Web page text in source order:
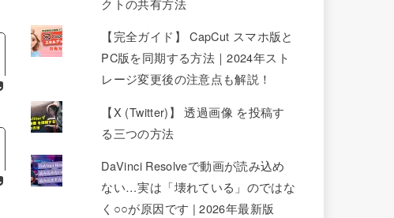
【完全ガイド】 CapCut スマホ版と
PC版を同期する方法｜2024年スト
レージ変更後の注意点も解説！
【X (Twitter)】 透過画像 を投稿す
る三つの方法
DaVinci Resolveで動画が読み込め
ない…実は「壊れている」のではな
く○○が原因です | 2026年最新版